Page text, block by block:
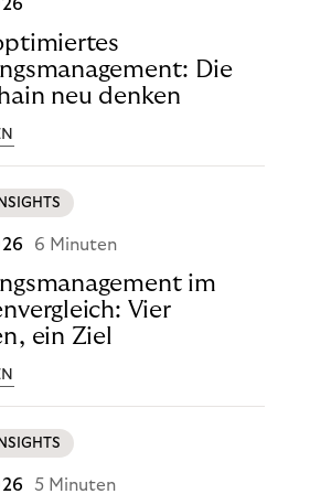
Die
neu denken
INSIGHTS
6 Minuten
im
Vier
ein Ziel
INSIGHTS
5 Minuten